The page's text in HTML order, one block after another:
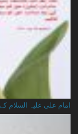
امام علی علیہ السلام